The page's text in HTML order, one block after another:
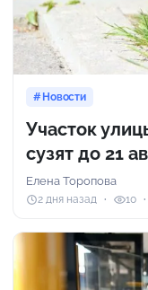
Новости
Участок
сузят до 21
Елена Торопова
2 дня назад 10